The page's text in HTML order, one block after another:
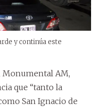
y continúa este
Monumental AM,
que “tanto la
San Ignacio de